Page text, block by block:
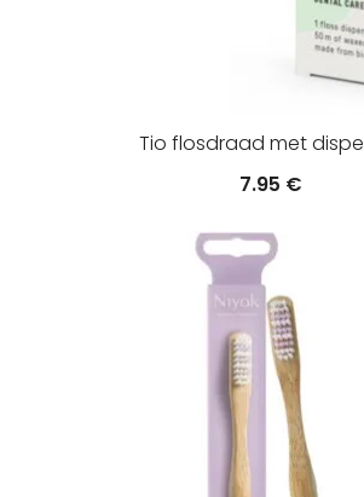
Tio flosdraad met
7.95 €